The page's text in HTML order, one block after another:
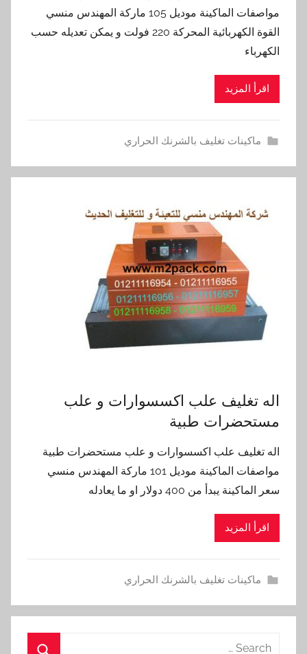
مواصفات الماكينة موديل 105 ماركة المهندس منسي
القوة الكهربائية المحركة 220 فولت و يمكن تعديله حسب
الكهرباء
اقرأ المزيد
ماكينات تغليف بالشرنك الحراري
اله تغليف علب اكسسوارات و علب
مستحضرات طبية
اله تغليف علب اكسسوارات و علب مستحضرات طبية
مواصفات الماكينة موديل 101 ماركة المهندس منسي
سعر الماكينة يبدأ من 400 دولار او ما يعادله
اقرأ المزيد
ماكينات تغليف بالشرنك الحراري
Search